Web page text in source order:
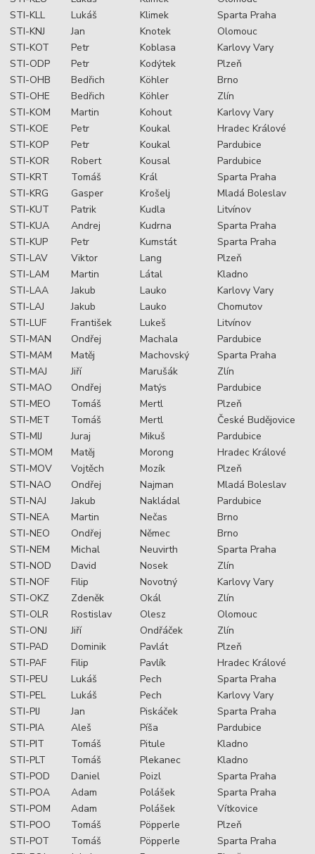
STI-KLL
Lukáš Klimek
Sparta Praha
STI-KNJ
Jan Knotek
Olomouc
STI-KOT
Petr Koblasa
Karlovy Vary
STI-ODP
Petr Kodýtek
Plzeň
STI-OHB
Bedřich Köhler
Brno
STI-OHE
Bedřich Köhler
Zlín
STI-KOM
Martin Kohout
Karlovy Vary
STI-KOE
Petr Koukal
Hradec Králové
STI-KOP
Petr Koukal
Pardubice
STI-KOR
Robert Kousal
Pardubice
STI-KRT
Tomáš Král
Sparta Praha
STI-KRG
Gasper Krošelj
Mladá Boleslav
STI-KUT
Patrik Kudla
Litvínov
STI-KUA
Andrej Kudrna
Sparta Praha
STI-KUP
Petr Kumstát
Sparta Praha
STI-LAV
Viktor Lang
Plzeň
STI-LAM
Martin Látal
Kladno
STI-LAA
Jakub Lauko
Karlovy Vary
STI-LAJ
Jakub Lauko
Chomutov
STI-LUF
František Lukeš
Litvínov
STI-MAN
Ondřej Machala
Pardubice
STI-MAM
Matěj Machovský
Sparta Praha
STI-MAJ
Jiří Marušák
Zlín
STI-MAO
Ondřej Matýs
Pardubice
STI-MEO
Tomáš Mertl
Plzeň
STI-MET
Tomáš Mertl
České Budějovice
STI-MIJ
Juraj Mikuš
Pardubice
STI-MOM
Matěj Morong
Hradec Králové
STI-MOV
Vojtěch Mozík
Plzeň
STI-NAO
Ondřej Najman
Mladá Boleslav
STI-NAJ
Jakub Nakládal
Pardubice
STI-NEA
Martin Nečas
Brno
STI-NEO
Ondřej Němec
Brno
STI-NEM
Michal Neuvirth
Sparta Praha
STI-NOD
David Nosek
Zlín
STI-NOF
Filip Novotný
Karlovy Vary
STI-OKZ
Zdeněk Okál
Zlín
STI-OLR
Rostislav Olesz
Olomouc
STI-ONJ
Jiří Ondřáček
Zlín
STI-PAD
Dominik Pavlát
Plzeň
STI-PAF
Filip Pavlík
Hradec Králové
STI-PEU
Lukáš Pech
Sparta Praha
STI-PEL
Lukáš Pech
Karlovy Vary
STI-PIJ
Jan Piskáček
Sparta Praha
STI-PIA
Aleš Píša
Pardubice
STI-PIT
Tomáš Pitule
Kladno
STI-PLT
Tomáš Plekanec
Kladno
STI-POD
Daniel Poizl
Sparta Praha
STI-POA
Adam Polášek
Sparta Praha
STI-POM
Adam Polášek
Vítkovice
STI-POO
Tomáš Pöpperle
Plzeň
STI-POT
Tomáš Pöpperle
Sparta Praha